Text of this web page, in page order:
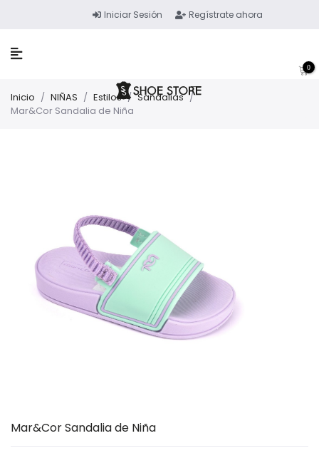
Iniciar Sesión Regístrate ahora
0
Inicio / NIÑAS / Estilos / Sandalias /
Mar&Cor Sandalia de Niña
Mar&Cor Sandalia de Niña